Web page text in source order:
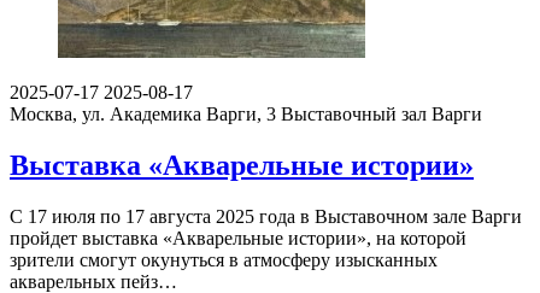
2025-07-17 2025-08-17
Москва, ул. Академика Варги, 3 Выставочный зал Варги
Выставка «Акварельные истории»
С 17 июля по 17 августа 2025 года в Выставочном зале Варги
пройдет выставка «Акварельные истории», на которой
зрители смогут окунуться в атмосферу изысканных
акварельных пейз…